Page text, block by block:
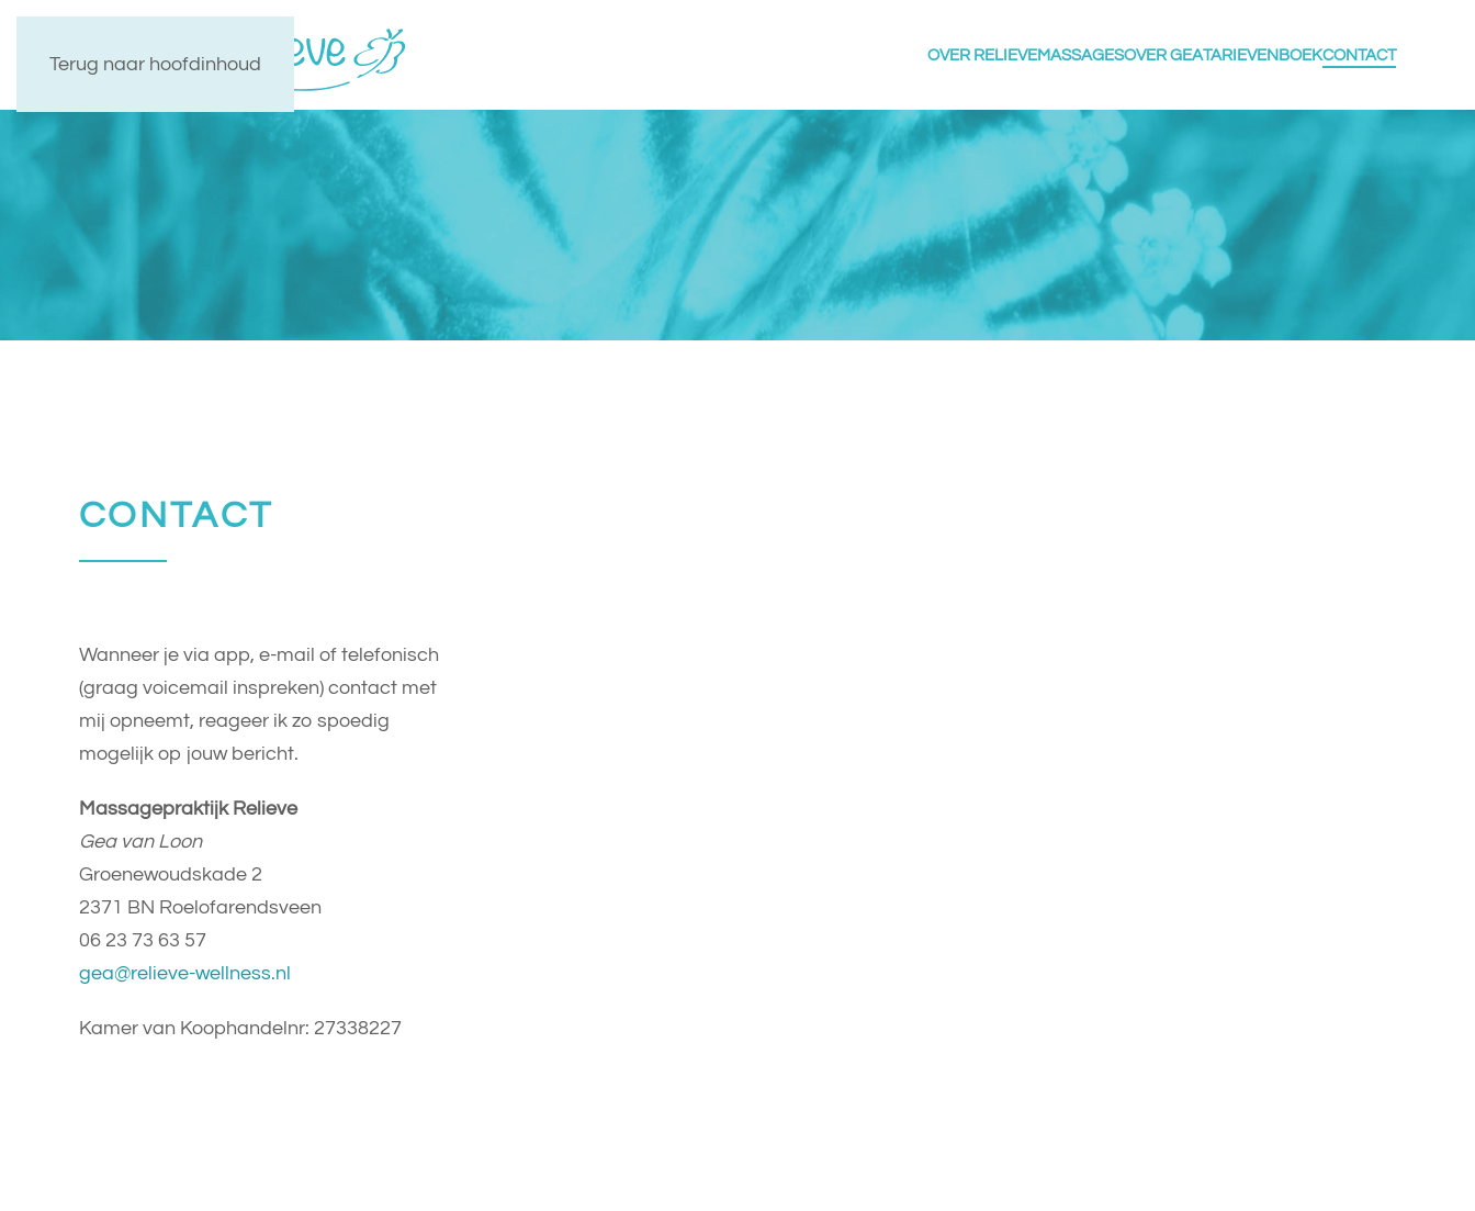
Terug naar hoofdinhoud OVER RELIEVEMASSAGESOVER GEATARIEVENBOEKCONTACT
CONTACT
Wanneer je via app, e-mail of telefonisch
(graag voicemail inspreken) contact met
mij opneemt, reageer ik zo spoedig
mogelijk op jouw bericht.
Massagepraktijk Relieve
Gea van Loon
Groenewoudskade 2
2371 BN Roelofarendsveen
06 23 73 63 57
gea@relieve-wellness.nl
Kamer van Koophandelnr: 27338227